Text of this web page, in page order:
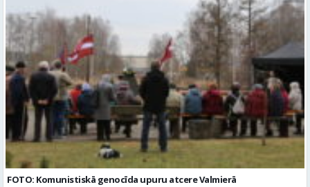
FOTO: Komunistiskā genocīda upuru atcere Valmierā